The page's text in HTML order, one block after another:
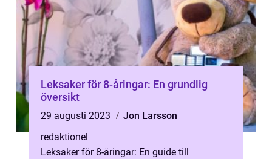
Leksaker för 8-åringar: En grundlig
översikt
29 augusti 2023
Jon Larsson
redaktionel
Leksaker för 8-åringar: En guide till